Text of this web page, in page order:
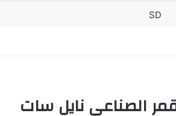
SD
الصناعي نايل سات